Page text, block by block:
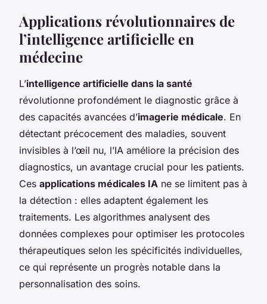
Applications révolutionnaires de
l’intelligence artificielle en
médecine
L’intelligence artificielle dans la santé
révolutionne profondément le diagnostic grâce à
des capacités avancées d’imagerie médicale. En
détectant précocement des maladies, souvent
invisibles à l’œil nu, l’IA améliore la précision des
diagnostics, un avantage crucial pour les patients.
Ces applications médicales IA ne se limitent pas à
la détection : elles adaptent également les
traitements. Les algorithmes analysent des
données complexes pour optimiser les protocoles
thérapeutiques selon les spécificités individuelles,
ce qui représente un progrès notable dans la
personnalisation des soins.